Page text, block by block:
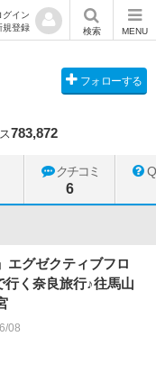
グイン
規登録
検索 MENU
フォローする
783,872
クチコミ
6
エグゼクティブフロ
く奈良旅行♪往馬山
08